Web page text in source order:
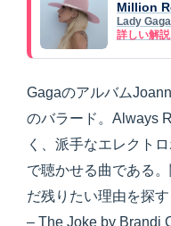
Million
Lady Gaga
詳しい解
Gagaのアルバム
のバラード。Always
く、派手なエレクト
で聴かせる曲である
だ残りたい理由を探
– The Joke by Brandi